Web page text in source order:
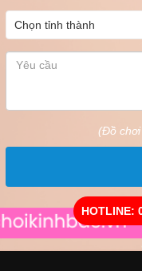
(Đồ
HOTLINE: